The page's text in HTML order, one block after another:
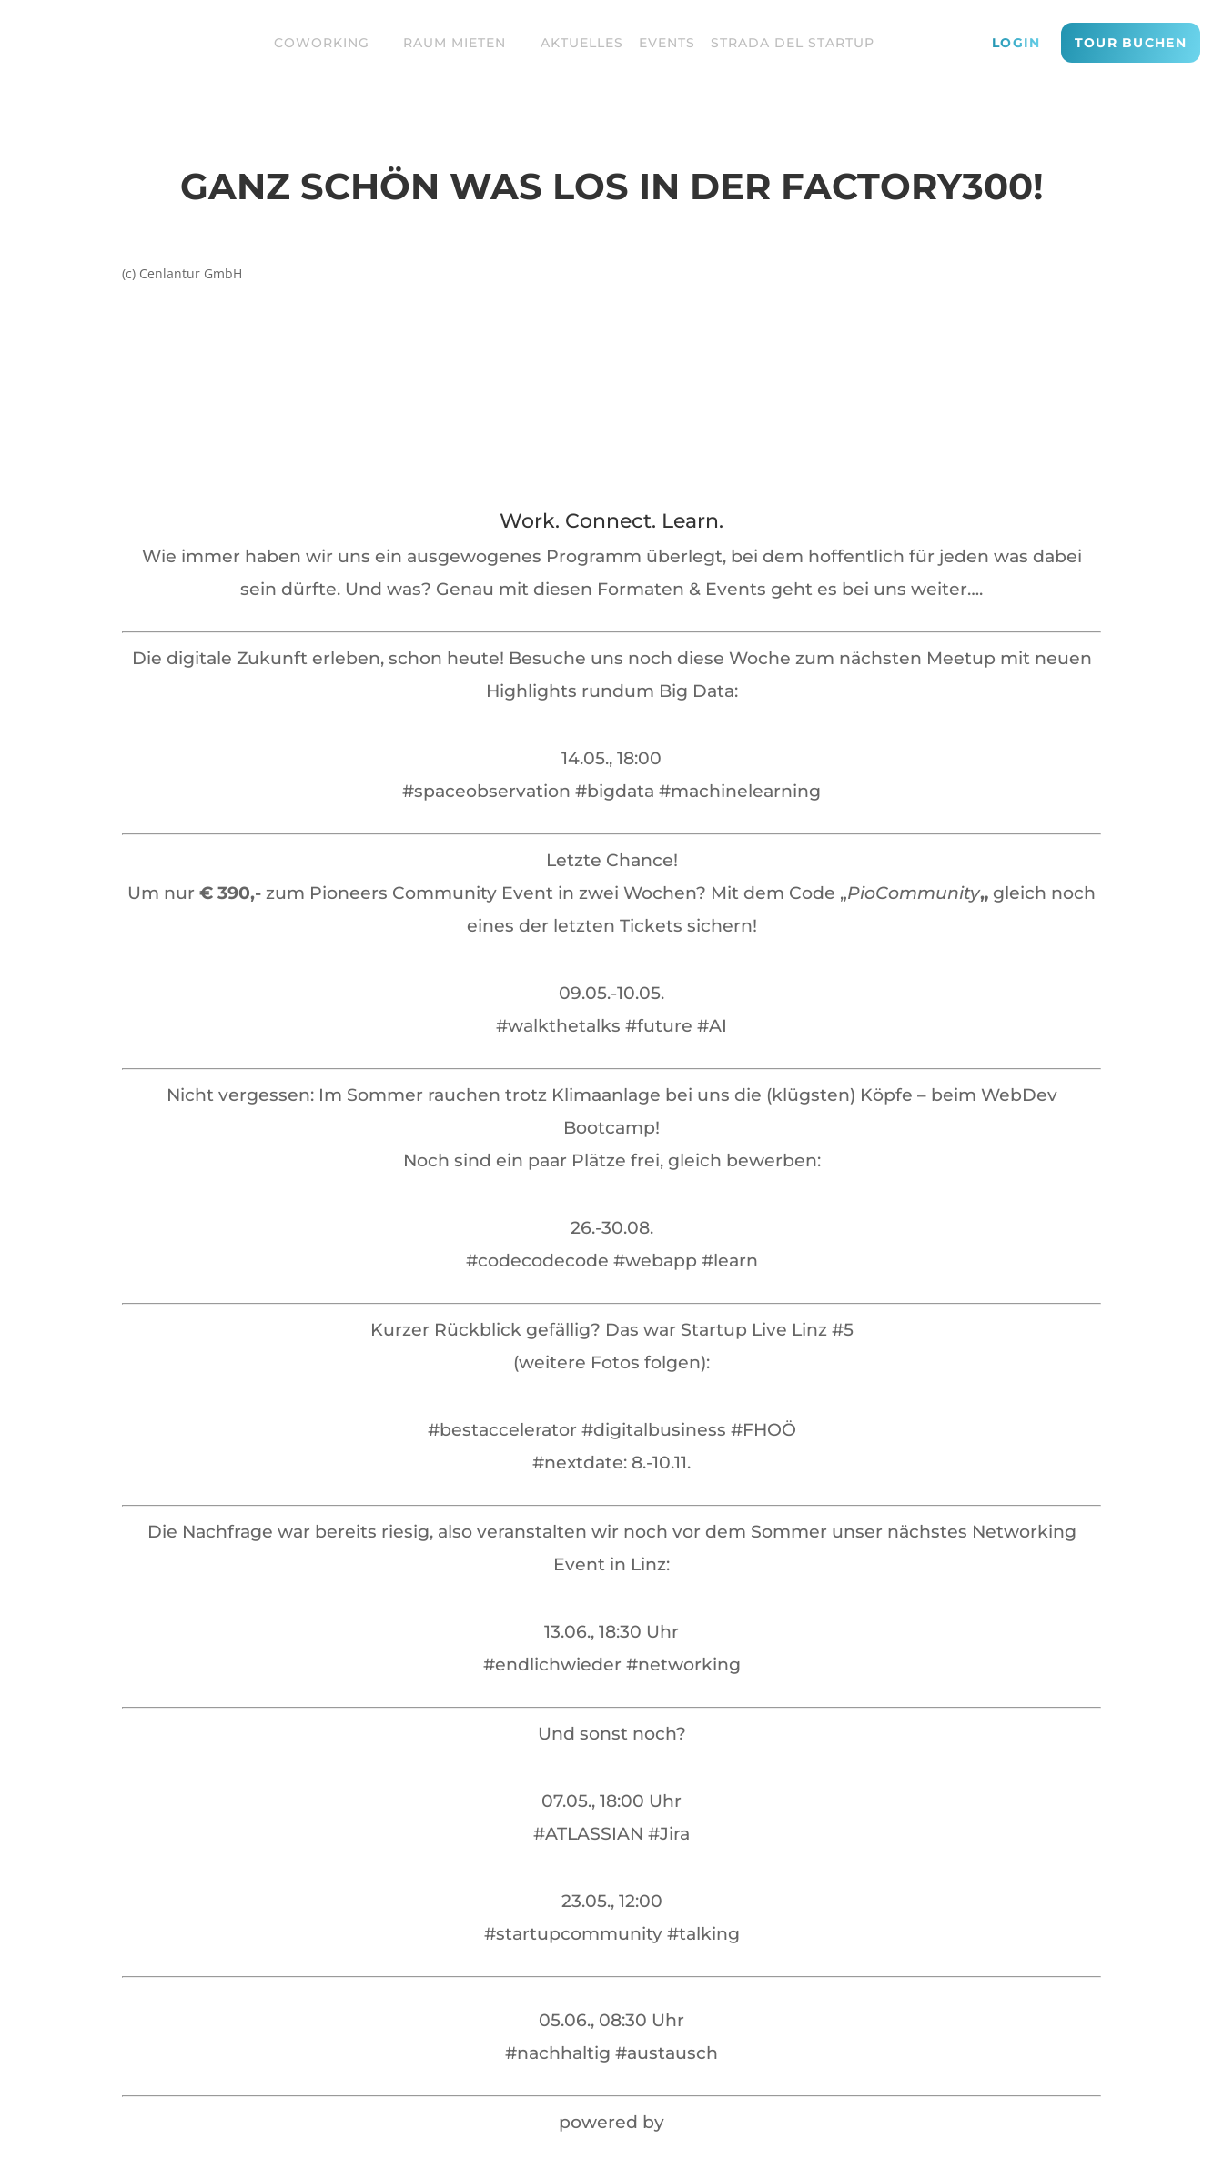
COWORKING RAUM MIETEN AKTUELLES EVENTS STRADA DEL STARTUP LOGIN TOUR BUCHEN
GANZ SCHÖN WAS LOS IN DER FACTORY300!
(c) Cenlantur GmbH
Work. Connect. Learn.
Wie immer haben wir uns ein ausgewogenes Programm überlegt, bei dem hoffentlich für jeden was dabei
sein dürfte. Und was? Genau mit diesen Formaten & Events geht es bei uns weiter….
Die digitale Zukunft erleben, schon heute! Besuche uns noch diese Woche zum nächsten Meetup mit neuen
Highlights rundum Big Data:
14.05., 18:00
#spaceobservation #bigdata #machinelearning
Letzte Chance!
Um nur € 390,- zum Pioneers Community Event in zwei Wochen? Mit dem Code „PioCommunity„ gleich noch
eines der letzten Tickets sichern!
09.05.-10.05.
#walkthetalks #future #AI
Nicht vergessen: Im Sommer rauchen trotz Klimaanlage bei uns die (klügsten) Köpfe – beim WebDev
Bootcamp!
Noch sind ein paar Plätze frei, gleich bewerben:
26.-30.08.
#codecodecode #webapp #learn
Kurzer Rückblick gefällig? Das war Startup Live Linz #5
(weitere Fotos folgen):
#bestaccelerator #digitalbusiness #FHOÖ
#nextdate: 8.-10.11.
Die Nachfrage war bereits riesig, also veranstalten wir noch vor dem Sommer unser nächstes Networking
Event in Linz:
13.06., 18:30 Uhr
#endlichwieder #networking
Und sonst noch?
07.05., 18:00 Uhr
#ATLASSIAN #Jira
23.05., 12:00
#startupcommunity #talking
05.06., 08:30 Uhr
#nachhaltig #austausch
powered by